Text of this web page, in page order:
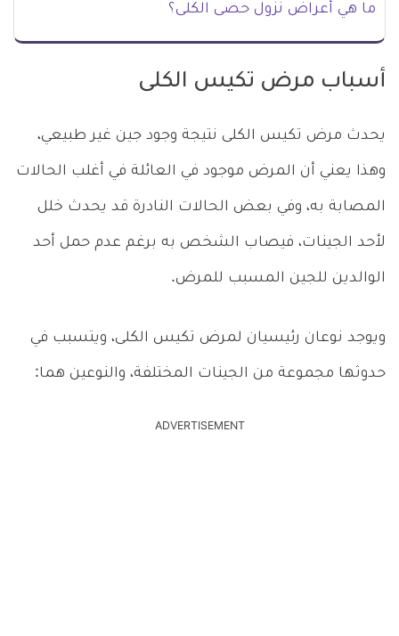
ما هي أعراض نزول حصى الكلى؟
أسباب مرض تكيس الكلى
يحدث مرض تكيس الكلى نتيجة وجود جين غير طبيعي،
وهذا يعني أن المرض موجود في العائلة في أغلب الحالات
المصابة به، وفي بعض الحالات النادرة قد يحدث خلل
لأحد الجينات، فيصاب الشخص به برغم عدم حمل أحد
الوالدين للجين المسبب للمرض.
ويوجد نوعان رئيسيان لمرض تكيس الكلى، ويتسبب في
حدوثها مجموعة من الجينات المختلفة، والنوعين هما:
ADVERTISEMENT